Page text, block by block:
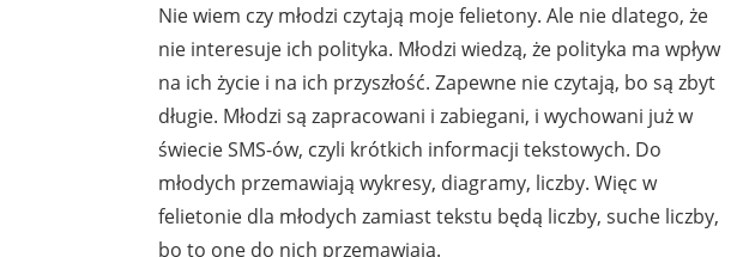
Nie wiem czy młodzi czytają moje felietony. Ale nie dlatego, że
nie interesuje ich polityka. Młodzi wiedzą, że polityka ma wpływ
na ich życie i na ich przyszłość. Zapewne nie czytają, bo są zbyt
długie. Młodzi są zapracowani i zabiegani, i wychowani już w
świecie SMS-ów, czyli krótkich informacji tekstowych. Do
młodych przemawiają wykresy, diagramy, liczby. Więc w
felietonie dla młodych zamiast tekstu będą liczby, suche liczby,
bo to one do nich przemawiają.